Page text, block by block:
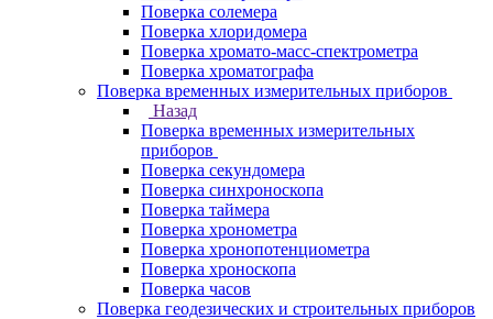
Поверка солемера
Поверка хлоридомера
Поверка хромато-масс-спектрометра
Поверка хроматографа
Поверка временных измерительных приборов
Назад
Поверка временных измерительных
приборов
Поверка секундомера
Поверка синхроноскопа
Поверка таймера
Поверка хронометра
Поверка хронопотенциометра
Поверка хроноскопа
Поверка часов
Поверка геодезических и строительных приборов